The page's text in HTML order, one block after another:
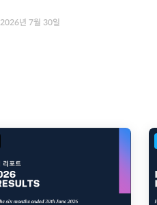
2026년 7월 30일